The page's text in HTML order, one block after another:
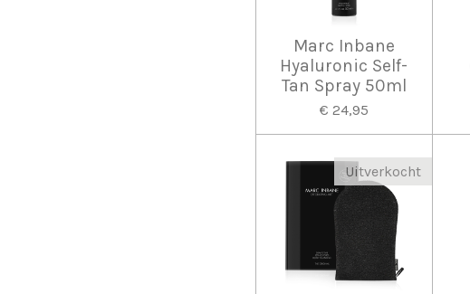
Marc Inbane
Hyaluronic Self-
Tan Spray 50ml
€ 24,95
Uitverkocht